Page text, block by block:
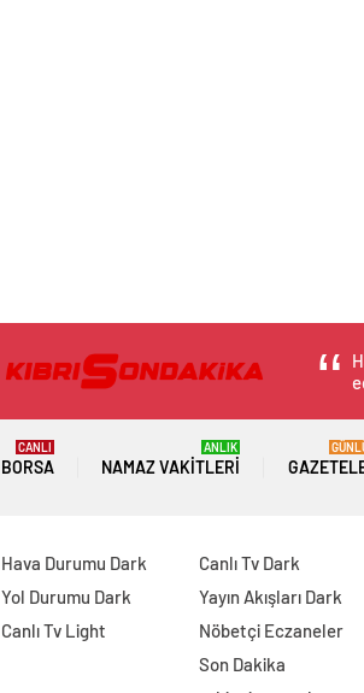
BORSA
CANLI
NAMAZ VAKITLERI
ANLIK
Hava Durumu Dark
Yol Durumu Dark
Canlı Tv Light
Canlı Tv Dark
Yayın Akışları Dark
Nöbetçi Eczaneler
Son Dakika